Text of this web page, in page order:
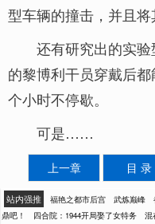
型车辆的撞击，并且将
还有研究出的实
的黎博利干员穿戴后
个小时不停歇。
可是……
上一章 目 录
站内强推 福艳之都市后宫 武炼巅峰
鼎吧！
四合院：1944开局娶了女特务 混